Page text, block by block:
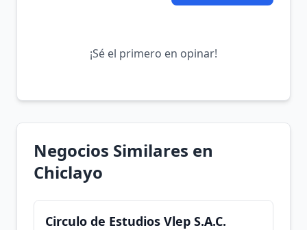
¡Sé el primero en opinar!
Negocios Similares en
Chiclayo
Circulo de Estudios Vlep S.A.C.